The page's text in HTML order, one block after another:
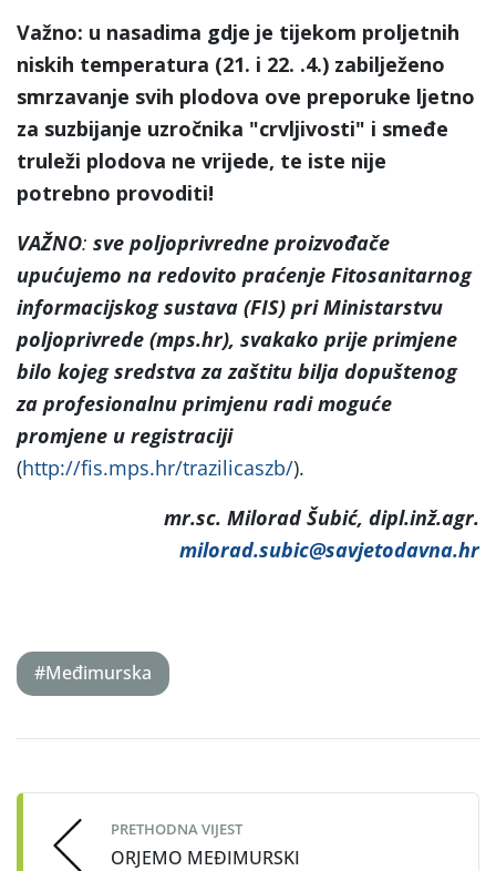
Važno: u nasadima gdje je tijekom proljetnih
niskih temperatura (21. i 22. .4.) zabilježeno
smrzavanje svih plodova ove preporuke ljetno
za suzbijanje uzročnika "crvljivosti" i smeđe
truleži plodova ne vrijede, te iste nije
potrebno provoditi!
VAŽNO: sve poljoprivredne proizvođače
upućujemo na redovito praćenje Fitosanitarnog
informacijskog sustava (FIS) pri Ministarstvu
poljoprivrede (mps.hr), svakako prije primjene
bilo kojeg sredstva za zaštitu bilja dopuštenog
za profesionalnu primjenu radi moguće
promjene u registraciji
(http://fis.mps.hr/trazilicaszb/).
mr.sc. Milorad Šubić, dipl.inž.agr.
milorad.subic@savjetodavna.hr
#Međimurska
navigation
PRETHODNA VIJEST
ORJEMO MEĐIMURSKI